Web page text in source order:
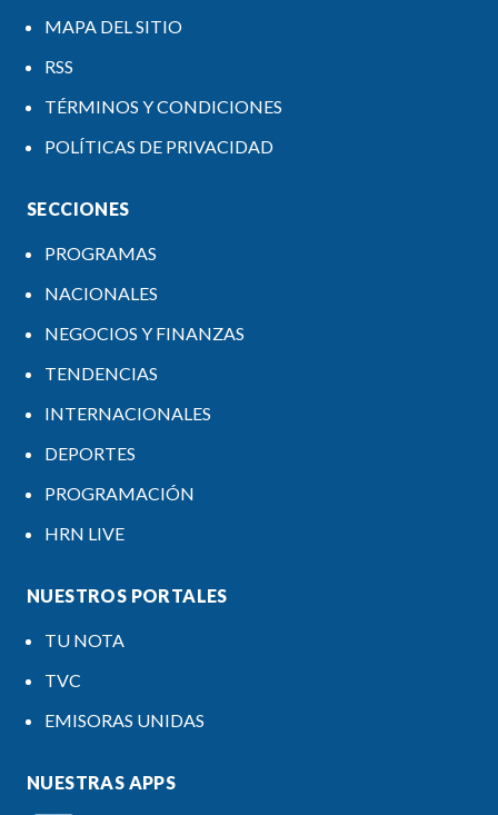
MAPA DEL SITIO
RSS
TÉRMINOS Y CONDICIONES
POLÍTICAS DE PRIVACIDAD
SECCIONES
PROGRAMAS
NACIONALES
NEGOCIOS Y FINANZAS
TENDENCIAS
INTERNACIONALES
DEPORTES
PROGRAMACIÓN
HRN LIVE
NUESTROS PORTALES
TU NOTA
TVC
EMISORAS UNIDAS
NUESTRAS APPS